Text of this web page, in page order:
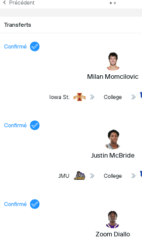
Précédent
Transferts
Confirmé
Milan Momcilovic
Iowa St. College
Confirmé
Justin McBride
JMU College
Confirmé
Zoom Diallo